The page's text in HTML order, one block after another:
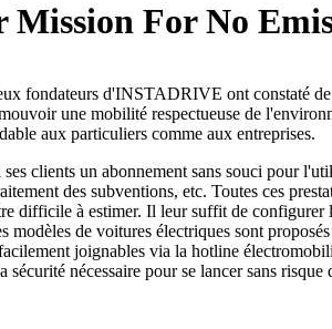
Mission For No
fondateurs d'INSTADRIVE ont constaté
une mobilité respectueuse de
aux particuliers comme aux entreprises.
clients un abonnement sans souci pour
des subventions, etc. Toutes ces
difficile à estimer. Il leur suffit de
de voitures électriques sont
joignables via la hotline
nécessaire pour se lancer sans